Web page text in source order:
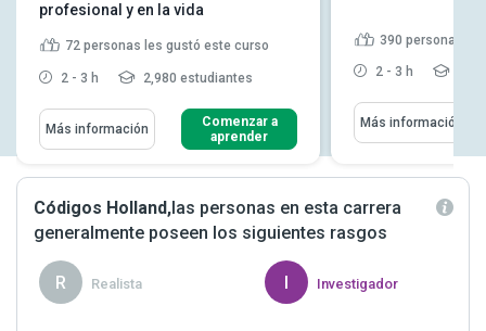
profesional y en la vida
72 personas les gustó este curso
2 - 3 h 2,980 estudiantes
Más información
Comenzar a
aprender
390 personas
2 - 3 h
Más información
Códigos Holland, las personas en esta carrera
generalmente poseen los siguientes rasgos
R Realista Investigador